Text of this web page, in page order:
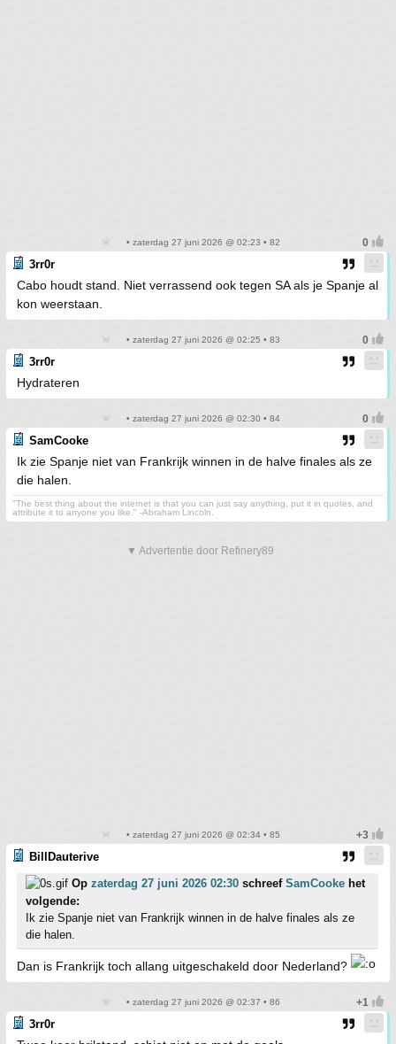
• zaterdag 27 juni 2026 @ 02:23 • 82
3rr0r
Cabo houdt stand. Niet verrassend ook tegen SA als je Spanje al
kon weerstaan.
• zaterdag 27 juni 2026 @ 02:25 • 83
3rr0r
Hydrateren
• zaterdag 27 juni 2026 @ 02:30 • 84
SamCooke
Ik zie Spanje niet van Frankrijk winnen in de halve finales als ze
die halen.
"The best thing about the internet is that you can just say anything, put it in quotes, and
attribute it to anyone you like." -Abraham Lincoln.
▼ Advertentie door Refinery89
• zaterdag 27 juni 2026 @ 02:34 • 85
BillDauterive
Op zaterdag 27 juni 2026 02:30 schreef SamCooke het
volgende:
Ik zie Spanje niet van Frankrijk winnen in de halve finales als ze
die halen.
Dan is Frankrijk toch allang uitgeschakeld door Nederland?
• zaterdag 27 juni 2026 @ 02:37 • 86
3rr0r